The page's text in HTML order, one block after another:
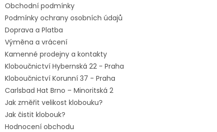
Obchodní podmínky
Podmínky ochrany osobních údajů
Doprava a Platba
Výměna a vrácení
Kamenné prodejny a kontakty
Kloboučnictví Hybernská 22 - Praha
Kloboučnictví Korunní 37 - Praha
Carlsbad Hat Brno – Minoritská 2
Jak změřit velikost klobouku?
Jak čistit klobouk?
Hodnocení obchodu